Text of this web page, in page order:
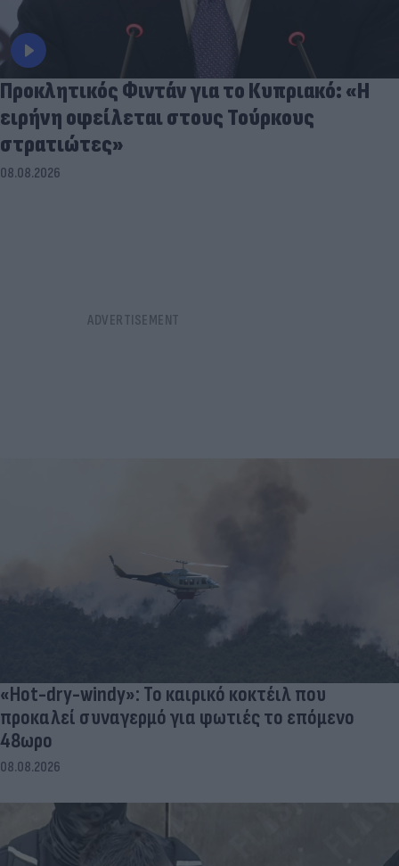
Προκλητικός Φιντάν για το Κυπριακό: «Η
ειρήνη οφείλεται στους Τούρκους
στρατιώτες»
08.08.2026
«Hot-dry-windy»: Το καιρικό κοκτέιλ που
προκαλεί συναγερμό για φωτιές το επόμενο
48ωρο
08.08.2026